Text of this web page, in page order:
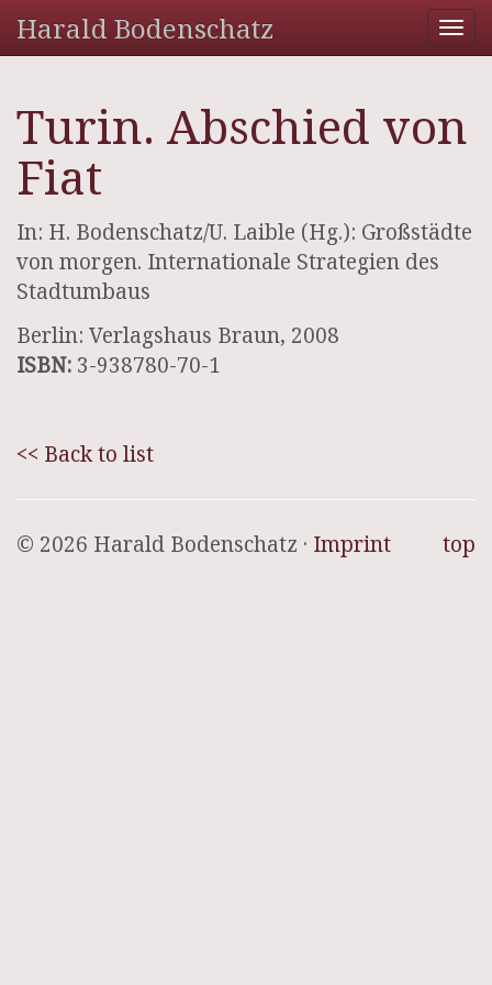
Harald Bodenschatz
Turin. Abschied von
Fiat
In: H. Bodenschatz/U. Laible (Hg.): Großstädte
von morgen. Internationale Strategien des
Stadtumbaus
Berlin: Verlagshaus Braun, 2008
ISBN: 3-938780-70-1
<< Back to list
top
© 2026 Harald Bodenschatz · Imprint